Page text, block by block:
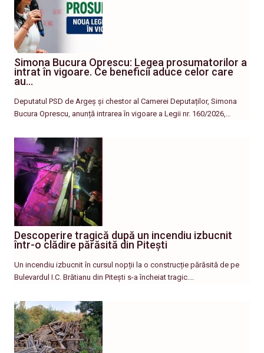
Simona Bucura Oprescu: Legea prosumatorilor a
intrat în vigoare. Ce beneficii aduce celor care
au…
Deputatul PSD de Argeș și chestor al Camerei Deputaților, Simona
Bucura Oprescu, anunță intrarea în vigoare a Legii nr. 160/2026,…
Descoperire tragică după un incendiu izbucnit
într-o clădire părăsită din Pitești
Un incendiu izbucnit în cursul nopții la o construcție părăsită de pe
Bulevardul I.C. Brătianu din Pitești s-a încheiat tragic.…